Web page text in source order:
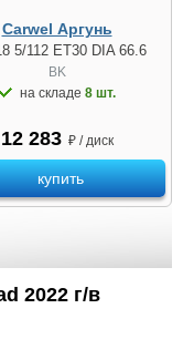
Carwel Аргунь
5/112 ET30 DIA 66.6
BK
на складе 8 шт.
12 283 ₽ / диск
купить
2022 г/в